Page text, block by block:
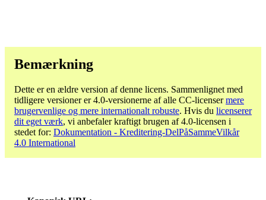
Bemærkning
Dette er en ældre version af denne licens. Sammenlignet med
tidligere versioner er 4.0-versionerne af alle CC-licensermere
brugervenlige og mere internationalt robuste. Hvis du licenserer
dit eget værk, vi anbefaler kraftigt brugen af ​​4.0-licensen i
stedet for: Dokumentation - Kreditering-DelPåSammeVilkår
4.0 International